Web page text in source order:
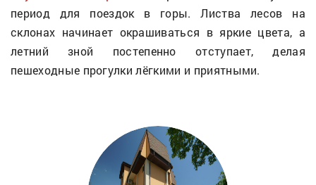
период для поездок в горы. Листва лесов на
склонах начинает окрашиваться в яркие цвета, а
летний зной постепенно отступает, делая
пешеходные прогулки лёгкими и приятными.